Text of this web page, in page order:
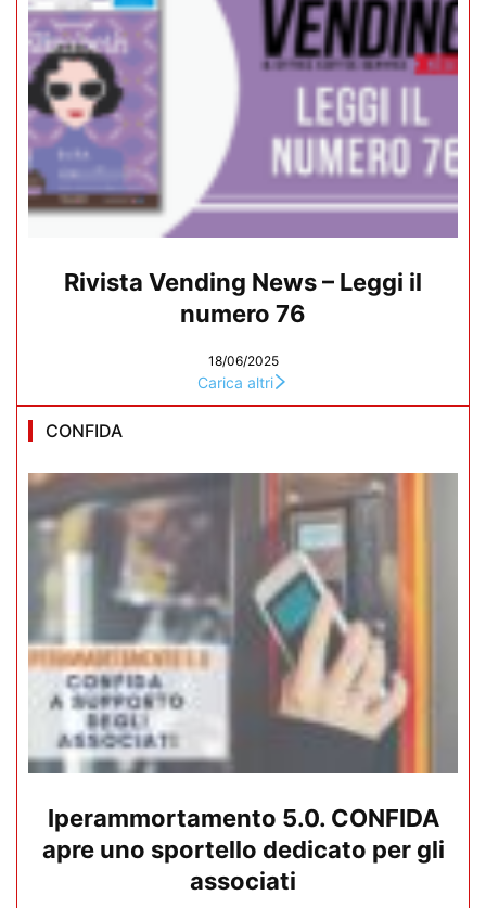
Rivista Vending News – Leggi il
numero 76
18/06/2025
Carica altri
CONFIDA
Iperammortamento 5.0. CONFIDA
apre uno sportello dedicato per gli
associati